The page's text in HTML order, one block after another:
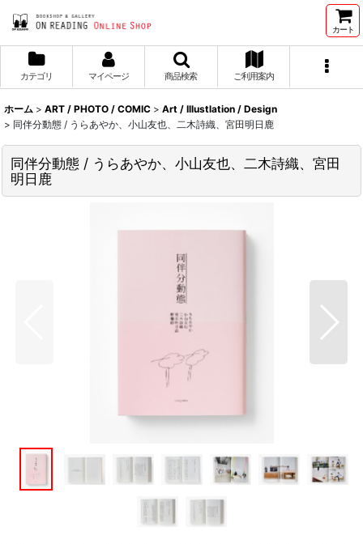
カート
カテゴリ マイページ 商品検索 ご利用案内
ホーム > ART / PHOTO / COMIC > Art / Illustlation / Design
> 同伴分動態 / うらあやか、小山友也、二木詩織、宮田明日鹿
同伴分動態 / うらあやか、小山友也、二木詩織、宮田
明日鹿